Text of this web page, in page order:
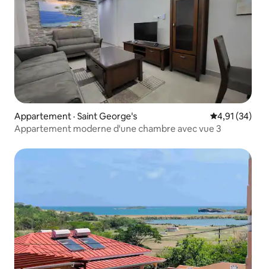
Appartement · Saint George's Note
4,91 (34)
Appartement moderne d'une chambre avec vue 3